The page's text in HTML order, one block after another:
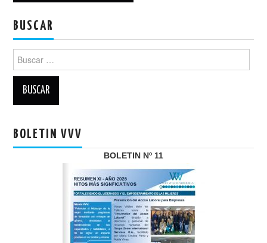
BUSCAR
BOLETIN VVV
BOLETIN Nº 11